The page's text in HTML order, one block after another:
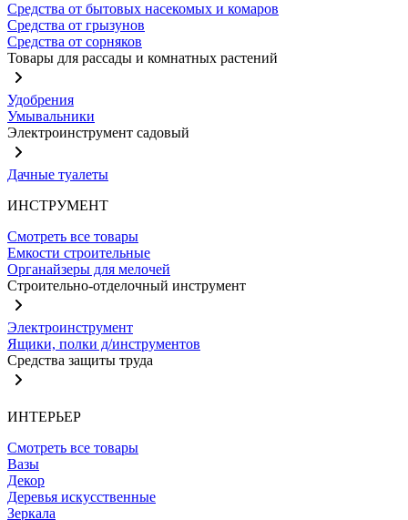
Средства от бытовых насекомых и комаров
Средства от грызунов
Средства от сорняков
Товары для рассады и комнатных растений
Удобрения
Умывальники
Электроинструмент садовый
Дачные туалеты
ИНСТРУМЕНТ
Смотреть все товары
Емкости строительные
Органайзеры для мелочей
Строительно-отделочный инструмент
Электроинструмент
Ящики, полки д/инструментов
Средства защиты труда
ИНТЕРЬЕР
Смотреть все товары
Вазы
Декор
Деревья искусственные
Зеркала